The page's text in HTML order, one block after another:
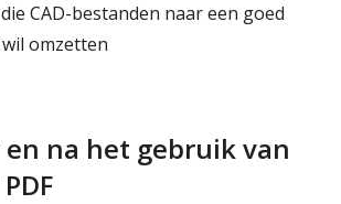
CAD-bestanden naar een goed
omzetten
en na het gebruik van